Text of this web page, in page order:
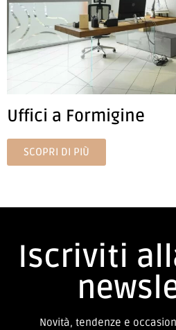
Uffici a Formigine
SCOPRI DI PIÙ
Iscriviti
Novità, tendenze e